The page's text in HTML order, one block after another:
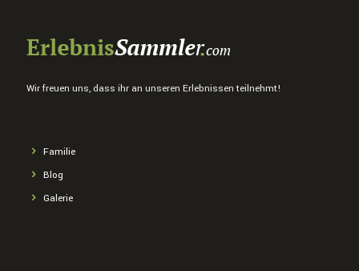
Wir freuen uns, dass ihr an unseren Erlebnissen teilnehmt!
Familie
Blog
Galerie